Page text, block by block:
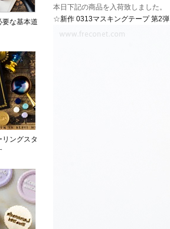
本日下記の商品を入荷致しました。
☆新作 0313マスキングテープ 第2弾
な基本道
ングスタ